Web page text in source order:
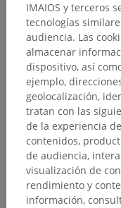
Morphology. [Updated
Island (FL): StatPearls
https://
Galería
IMAIOS y terceros
tecnologías
audiencia. Las
almacenar
dispositivo, así
ejemplo,
geolocalización,
tratan con las
de la experiencia
contenidos,
de audiencia,
visualización de
rendimiento y
información,